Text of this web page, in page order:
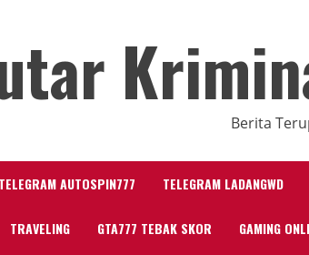
Berita
TELEGRAM AUTOSPIN777 TELEGRAM LADANGWD
TRAVELING GTA777 TEBAK SKOR GAMING